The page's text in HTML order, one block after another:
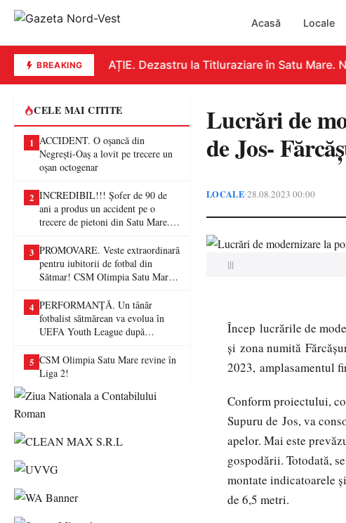
Acasă Locale
BREAKINGEDUCAȚIE. Dezastru la Titluraziare în Satu Mare.
CELE MAI CITITE
1 ACCIDENT. O oșancă din
Negrești-Oaș a lovit pe trecere un
oșan octogenar
2 INCREDIBIL!!! Șofer de 90 de
ani a produs un accident pe o
trecere de pietoni din Satu Mare. O
3 PROMOVARE. Veste extraordinară
pentru iubitorii de fotbal din
Sătmar! CSM Olimpia Satu Mare
4 PERFORMANȚĂ. Un tânăr
fotbalist sătmărean va evolua în
UEFA Youth League după
5 CSM Olimpia Satu Mare revine în
Liga 2!
Lucrări de
de Jos-
LOCALE•28.08.2023 00:00
|||
Încep lucrările de
și zona numită
2023, amplasamentul
Conformproiectului,
Supuru de Jos,va
apelor. Mai este
gospodării. Totodată, se
montate indicatoarele și
de 6,5 metri.